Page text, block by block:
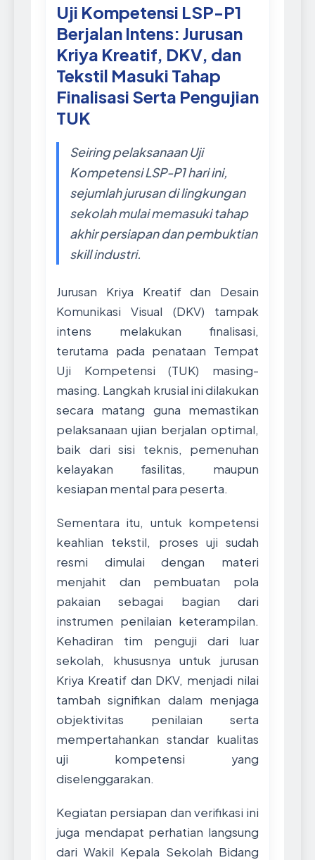
Uji Kompetensi LSP-P1
Berjalan Intens: Jurusan
Kriya Kreatif, DKV, dan
Tekstil Masuki Tahap
Finalisasi Serta Pengujian
TUK
Seiring pelaksanaan Uji
Kompetensi LSP-P1 hari ini,
sejumlah jurusan di lingkungan
sekolah mulai memasuki tahap
akhir persiapan dan pembuktian
skill industri.
Jurusan Kriya Kreatif dan Desain
Komunikasi Visual (DKV) tampak
intens melakukan finalisasi,
terutama pada penataan Tempat
Uji Kompetensi (TUK) masing-
masing. Langkah krusial ini dilakukan
secara matang guna memastikan
pelaksanaan ujian berjalan optimal,
baik dari sisi teknis, pemenuhan
kelayakan fasilitas, maupun
kesiapan mental para peserta.
Sementara itu, untuk kompetensi
keahlian tekstil, proses uji sudah
resmi dimulai dengan materi
menjahit dan pembuatan pola
pakaian sebagai bagian dari
instrumen penilaian keterampilan.
Kehadiran tim penguji dari luar
sekolah, khususnya untuk jurusan
Kriya Kreatif dan DKV, menjadi nilai
tambah signifikan dalam menjaga
objektivitas penilaian serta
mempertahankan standar kualitas
uji kompetensi yang
diselenggarakan.
Kegiatan persiapan dan verifikasi ini
juga mendapat perhatian langsung
dari Wakil Kepala Sekolah Bidang